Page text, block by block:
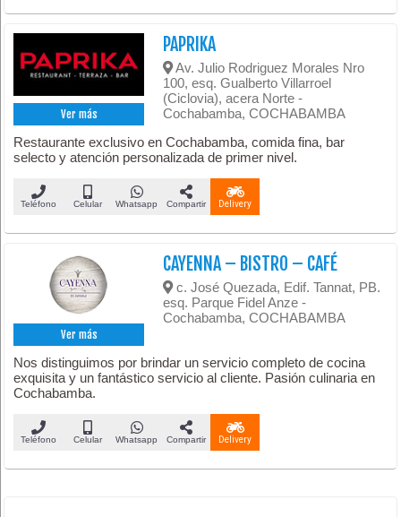
Ver más
PAPRIKA
Av. Julio Rodriguez Morales Nro
100, esq. Gualberto Villarroel
(Ciclovia), acera Norte -
Cochabamba, COCHABAMBA
Restaurante exclusivo en Cochabamba, comida fina, bar
selecto y atención personalizada de primer nivel.
Teléfono Celular Whatsapp Compartir Delivery
Ver más
CAYENNA – BISTRO – CAFÉ
c. José Quezada, Edif. Tannat, PB.
esq. Parque Fidel Anze -
Cochabamba, COCHABAMBA
Nos distinguimos por brindar un servicio completo de cocina
exquisita y un fantástico servicio al cliente. Pasión culinaria en
Cochabamba.
Teléfono Celular Whatsapp Compartir Delivery